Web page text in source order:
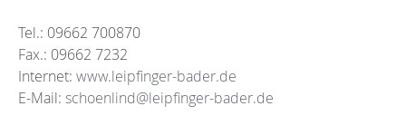
Tel.: 09662 700870
Fax.: 09662 7232
Internet: www.leipfinger-bader.de
E-Mail: schoenlind@leipfinger-bader.de